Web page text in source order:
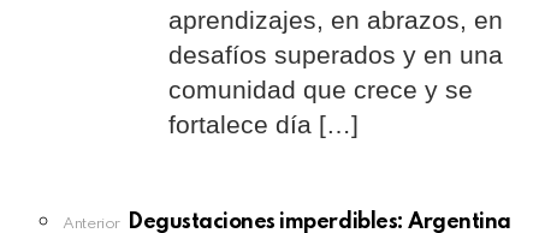
aprendizajes, en abrazos, en
desafíos superados y en una
comunidad que crece y se
fortalece día […]
See Anterior Degustaciones imperdibles: Argentina